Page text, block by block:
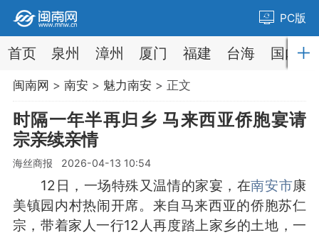
PC版
首页 泉州 漳州 厦门 福建 台海 国内
闽南网 > 南安 > 魅力南安 > 正文
时隔一年半再归乡 马来西亚侨胞宴请
宗亲续亲情
海丝商报 2026-04-13 10:54
12日，一场特殊又温情的家宴，在南安市康
美镇园内村热闹开席。来自马来西亚的侨胞苏仁
宗，带着家人一行12人再度踏上家乡的土地，一